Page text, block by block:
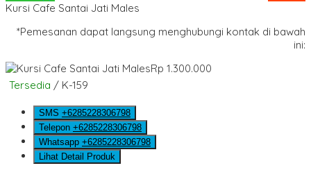
Kursi Cafe Santai Jati Males
*Pemesanan dapat langsung menghubungi kontak di bawah
ini:
Rp 1.300.000
Tersedia / K-159
SMS +6285228306798
Telepon +6285228306798
Whatsapp +6285228306798
Lihat Detail Produk